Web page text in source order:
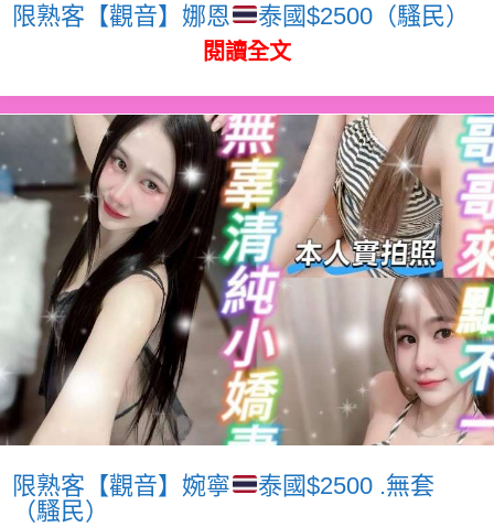
限熟客【觀音】娜恩 泰國$2500（騷民）
閱讀全文
限熟客【觀音】婉寧
泰國$2500 .無套
（騷民）